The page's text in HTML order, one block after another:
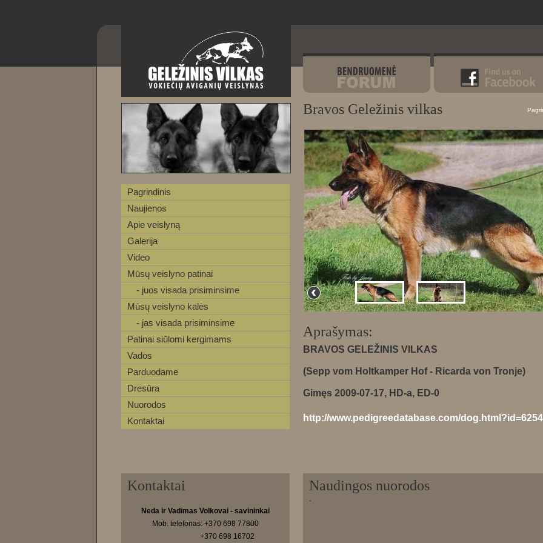
Pagrindinis
Naujienos
Apie veislyną
Galerija
Video
Mūsų veislyno patinai
- juos visada prisiminsime
Mūsų veislyno kalės
- jas visada prisiminsime
Patinai siūlomi kergimams
Vados
Parduodame
Dresūra
Nuorodos
Kontaktai
Bravos Geležinis vilkas
Aprašymas:
BRAVOS GELEŽINIS VILKAS
(Sepp vom Holtkamper Hof - Ricarda von Tronje)
Gimęs 2009-07-17, HD-a, ED-0
http://www.pedigreedatabase.com/
Kontaktai
Neda ir Vadimas Volkovai - savininkai
Mob. telefonas: +370 698 77800
+370 698 16702
Naudingos nuorodos